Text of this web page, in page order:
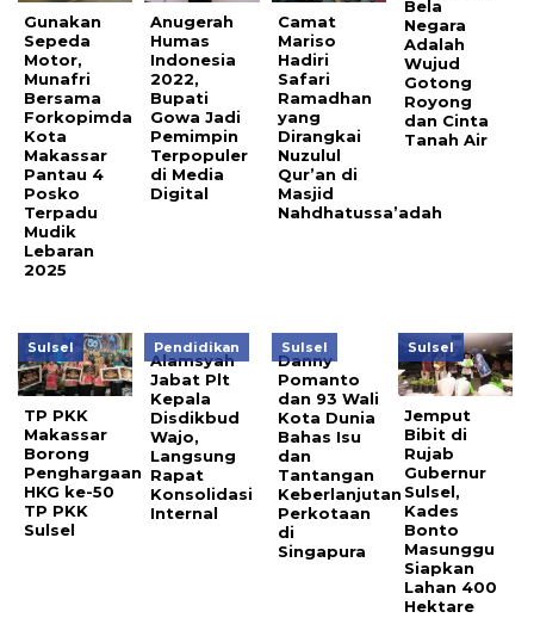
Gunakan
Sepeda
Motor,
Munafri
Bersama
Forkopimda
Kota
Makassar
Pantau 4
Posko
Terpadu
Mudik
Lebaran
2025
Anugerah
Humas
Indonesia
2022,
Bupati
Gowa Jadi
Pemimpin
Terpopuler
di Media
Digital
Camat
Mariso
Hadiri
Safari
Ramadhan
yang
Dirangkai
Nuzulul
Qur’an di
Masjid
Nahdhatussa’adah
Bela
Negara
Adalah
Wujud
Gotong
Royong
dan Cinta
Tanah Air
Sulsel
TP PKK
Makassar
Borong
Penghargaan
HKG ke-50
TP PKK
Sulsel
Pendidikan
Alamsyah
Jabat Plt
Kepala
Disdikbud
Wajo,
Langsung
Rapat
Konsolidasi
Internal
Sulsel
Danny
Pomanto
dan 93 Wali
Kota Dunia
Bahas Isu
dan
Tantangan
Keberlanjutan
Perkotaan
di
Singapura
Sulsel
Jemput
Bibit di
Rujab
Gubernur
Sulsel,
Kades
Bonto
Masunggu
Siapkan
Lahan 400
Hektare